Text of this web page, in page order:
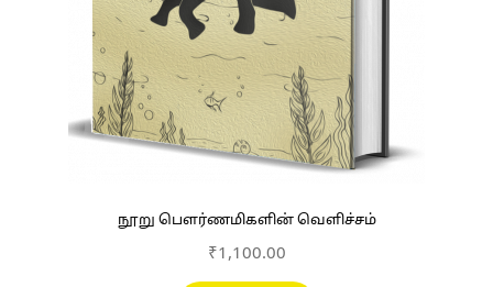
நூறு பௌர்ணமிகளின் வெளிச்சம்
₹1,100.00